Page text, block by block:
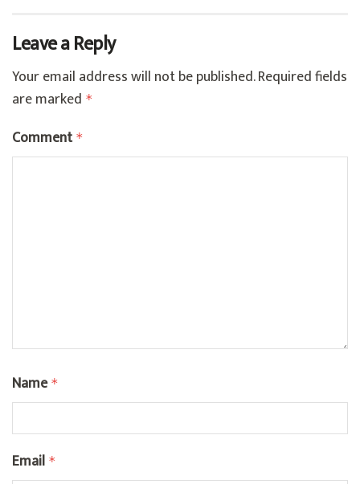
Leave a Reply
Your email address will not be published.Required fields
are marked *
Comment *
Name *
Email *